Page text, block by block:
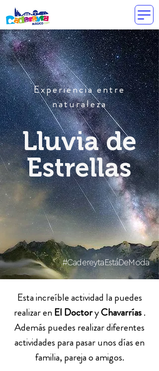
Experiencia entre
naturaleza
Lluvia de
Estrellas
#CadereytaEstáDeModa
Esta increíble actividad la puedes
realizar enEl DoctoryChavarrías.
Además puedes realizar diferentes
actividades para pasar unos días en
familia, pareja o amigos.